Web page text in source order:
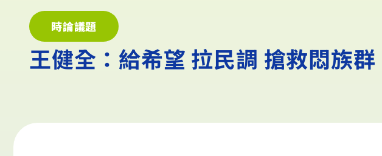
時論議題
王健全：給希望 拉民調 搶救悶族群